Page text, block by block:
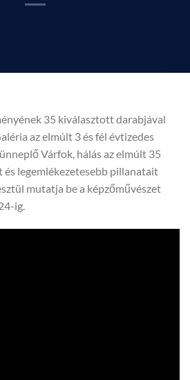
35 kiválasztott darabjával
az elmúlt 3 és fél évtizedes
Várfok, hálás az elmúlt 35
és legemlékezetesebb pillanatait
mutatja be a képzőművészet
ig.